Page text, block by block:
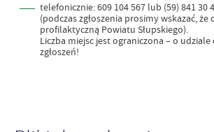
telefonicznie: 609 104 567 lub (59) 841 30
(podczas zgłoszenia prosimy wskazać, że
profilaktyczną Powiatu Słupskiego).
Liczba miejsc jest ograniczona – o
zgłoszeń!